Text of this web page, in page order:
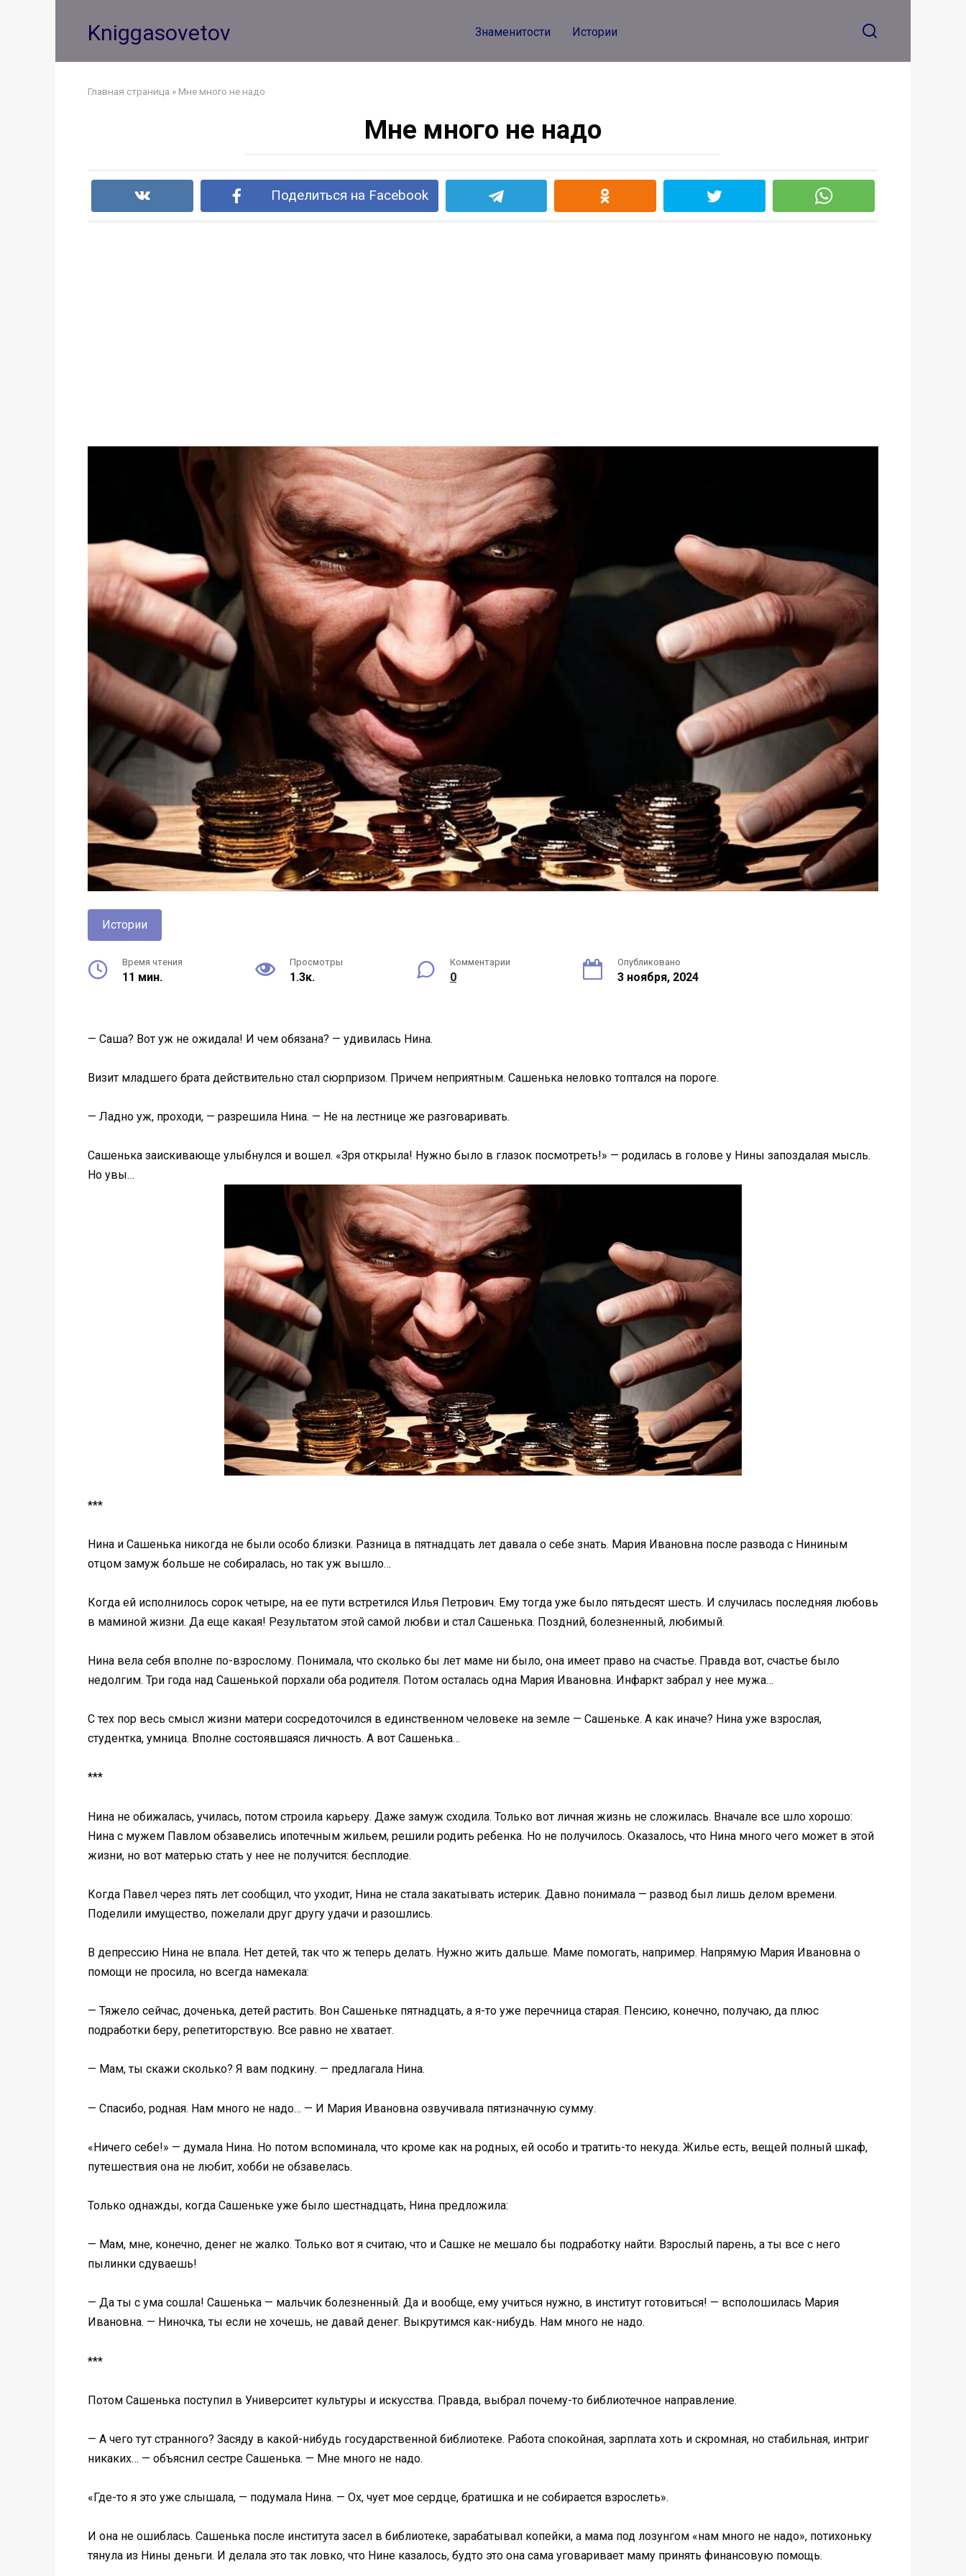
Kniggasovetov Знаменитости Истории
Главная страница » Мне много не надо
Мне много не надо
Поделиться на Facebook
Истории
Время чтения
11 мин.
Просмотры
1.3к.
Комментарии
0
Опубликовано
3 ноября, 2024
— Саша? Вот уж не ожидала! И чем обязана? — удивилась Нина.
Визит младшего брата действительно стал сюрпризом. Причем неприятным. Сашенька неловко топтался на пороге.
— Ладно уж, проходи, — разрешила Нина. — Не на лестнице же разговаривать.
Сашенька заискивающе улыбнулся и вошел. «Зря открыла! Нужно было в глазок посмотреть!» — родилась в голове у Нины запоздалая мысль.
Но увы…
***
Нина и Сашенька никогда не были особо близки. Разница в пятнадцать лет давала о себе знать. Мария Ивановна после развода с Нининым
отцом замуж больше не собиралась, но так уж вышло…
Когда ей исполнилось сорок четыре, на ее пути встретился Илья Петрович. Ему тогда уже было пятьдесят шесть. И случилась последняя любовь
в маминой жизни. Да еще какая! Результатом этой самой любви и стал Сашенька. Поздний, болезненный, любимый.
Нина вела себя вполне по-взрослому. Понимала, что сколько бы лет маме ни было, она имеет право на счастье. Правда вот, счастье было
недолгим. Три года над Сашенькой порхали оба родителя. Потом осталась одна Мария Ивановна. Инфаркт забрал у нее мужа…
С тех пор весь смысл жизни матери сосредоточился в единственном человеке на земле — Сашеньке. А как иначе? Нина уже взрослая,
студентка, умница. Вполне состоявшаяся личность. А вот Сашенька…
***
Нина не обижалась, училась, потом строила карьеру. Даже замуж сходила. Только вот личная жизнь не сложилась. Вначале все шло хорошо:
Нина с мужем Павлом обзавелись ипотечным жильем, решили родить ребенка. Но не получилось. Оказалось, что Нина много чего может в этой
жизни, но вот матерью стать у нее не получится: бесплодие.
Когда Павел через пять лет сообщил, что уходит, Нина не стала закатывать истерик. Давно понимала — развод был лишь делом времени.
Поделили имущество, пожелали друг другу удачи и разошлись.
В депрессию Нина не впала. Нет детей, так что ж теперь делать. Нужно жить дальше. Маме помогать, например. Напрямую Мария Ивановна о
помощи не просила, но всегда намекала:
— Тяжело сейчас, доченька, детей растить. Вон Сашеньке пятнадцать, а я-то уже перечница старая. Пенсию, конечно, получаю, да плюс
подработки беру, репетиторствую. Все равно не хватает.
— Мам, ты скажи сколько? Я вам подкину. — предлагала Нина.
— Спасибо, родная. Нам много не надо… — И Мария Ивановна озвучивала пятизначную сумму.
«Ничего себе!» — думала Нина. Но потом вспоминала, что кроме как на родных, ей особо и тратить-то некуда. Жилье есть, вещей полный шкаф,
путешествия она не любит, хобби не обзавелась.
Только однажды, когда Сашеньке уже было шестнадцать, Нина предложила:
— Мам, мне, конечно, денег не жалко. Только вот я считаю, что и Сашке не мешало бы подработку найти. Взрослый парень, а ты все с него
пылинки сдуваешь!
— Да ты с ума сошла! Сашенька — мальчик болезненный. Да и вообще, ему учиться нужно, в институт готовиться! — всполошилась Мария
Ивановна. — Ниночка, ты если не хочешь, не давай денег. Выкрутимся как-нибудь. Нам много не надо.
***
Потом Сашенька поступил в Университет культуры и искусства. Правда, выбрал почему-то библиотечное направление.
— А чего тут странного? Засяду в какой-нибудь государственной библиотеке. Работа спокойная, зарплата хоть и скромная, но стабильная, интриг
никаких… — объяснил сестре Сашенька. — Мне много не надо.
«Где-то я это уже слышала, — подумала Нина. — Ох, чует мое сердце, братишка и не собирается взрослеть».
И она не ошиблась. Сашенька после института засел в библиотеке, зарабатывал копейки, а мама под лозунгом «нам много не надо», потихоньку
тянула из Нины деньги. И делала это так ловко, что Нине казалось, будто это она сама уговаривает маму принять финансовую помощь.